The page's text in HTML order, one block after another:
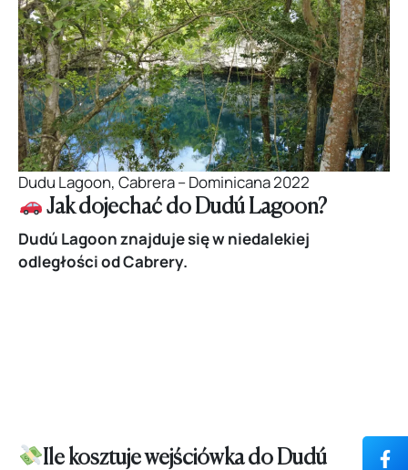
Dudu Lagoon, Cabrera – Dominicana 2022
Jak dojechać do Dudú Lagoon?
Dudú Lagoon znajduje się w niedalekiej
odległości od Cabrery.
Ile kosztuje wejściówka do Dudú